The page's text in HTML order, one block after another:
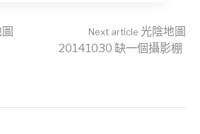
Next article 光陰地圖
20141030 缺一個攝影棚